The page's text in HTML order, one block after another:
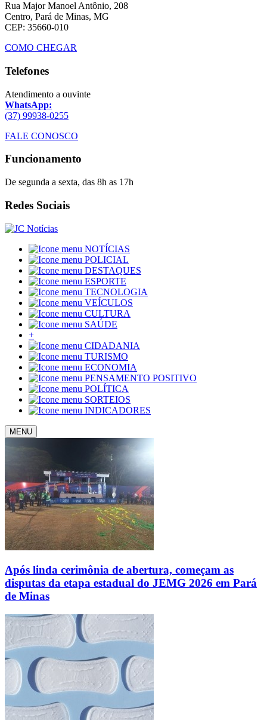
Rua Major Manoel Antônio, 208
Centro, Pará de Minas, MG
CEP: 35660-010
COMO CHEGAR
Telefones
Atendimento a ouvinte
WhatsApp:
(37) 99938-0255
FALE CONOSCO
Funcionamento
De segunda a sexta, das 8h as 17h
Redes Sociais
NOTÍCIAS
POLICIAL
DESTAQUES
ESPORTE
TECNOLOGIA
VEÍCULOS
CULTURA
SAÚDE
+
CIDADANIA
TURISMO
ECONOMIA
PENSAMENTO POSITIVO
POLÍTICA
SORTEIOS
INDICADORES
MENU
Após linda cerimônia de abertura, começam as
disputas da etapa estadual do JEMG 2026 em Pará
de Minas